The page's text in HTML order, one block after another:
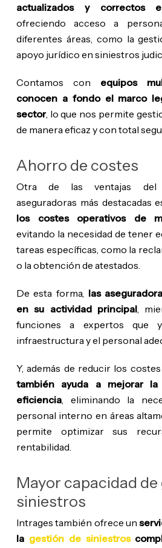
actualizados y correctos
ofreciendo acceso a
diferentes áreas, como la
apoyo jurídico en siniestros
Contamos con equipos
conocen a fondo el marco
sector, lo que nos permite
de manera eficaz y con total
Ahorro de costes
Otra de las ventajas del
aseguradoras más destacadas
los costes operativos de
evitando la necesidad de tener
tareas específicas, como la
o la obtención de atestados.
De esta forma, las
en su actividad principal,
funciones a expertos que
infraestructura y el personal
Y, además de reducir los
también ayuda a mejorar
eficiencia, eliminando la
personal interno en áreas
permite optimizar sus
rentabilidad.
Mayor capacidad
siniestros
Intrages también ofrece un
la gestión de siniestros